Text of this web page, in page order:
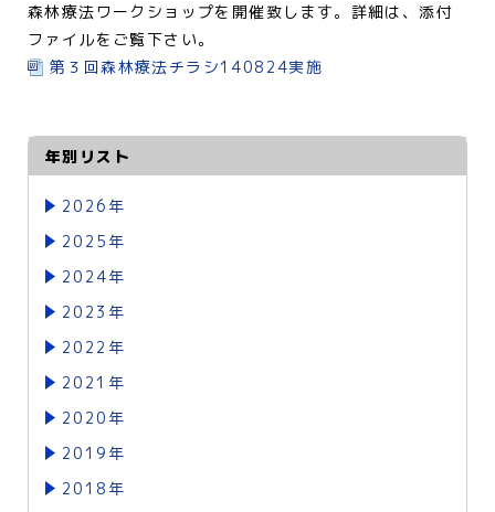
森林療法ワークショップを開催致します。詳細は、添付
ファイルをご覧下さい。
第３回森林療法チラシ140824実施
年別リスト
2026年
2025年
2024年
2023年
2022年
2021年
2020年
2019年
2018年